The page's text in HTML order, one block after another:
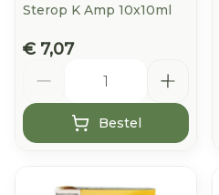
Sterop K Amp 10x10ml
€ 7,07
Bestel